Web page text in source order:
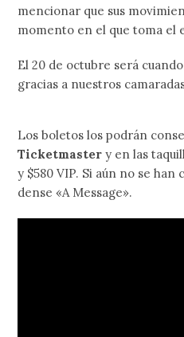
mencionar que sus
momento en el que toma el
El 20 de octubre será
gracias a nuestros
Los boletos los podrán
Ticketmaster y en las
y $580 VIP. Si aún no se
dense «A Message».